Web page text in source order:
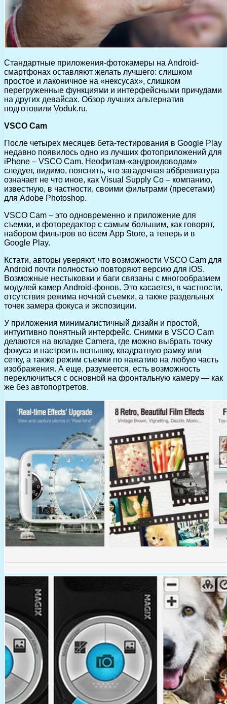
Стандартные приложения-фотокамеры на Android-
смартфонах оставляют желать лучшего: слишком
простое и лаконичное на «нексусах», слишком
перегруженные функциями и интерфейсными причудами
на других девайсах. Обзор лучших альтернатив
подготовили Voduk.ru.
VSCO Cam
После четырех месяцев бета-тестирования в Google Play
недавно появилось одно из лучших фотоприложений для
iPhone – VSCO Cam. Неофитам-«андроидоводам»
следует, видимо, пояснить, что загадочная аббревиатура
означает не что иное, как Visual Supply Co – компанию,
известную, в частности, своими фильтрами (пресетами)
для Adobe Photoshop.
VSCO Cam – это одновременно и приложение для
съемки, и фоторедактор с самым большим, как говорят,
набором фильтров во всем App Store, а теперь и в
Google Play.
Кстати, авторы уверяют, что возможности VSCO Cam для
Android почти полностью повторяют версию для iOS.
Возможные нестыковки и баги связаны с многообразием
модулей камер Android-фонов. Это касается, в частности,
отсутствия режима ночной съемки, а также раздельных
точек замера фокуса и экспозиции.
У приложения минималистичный дизайн и простой,
интуитивно понятный интерфейс. Снимки в VSCO Cam
делаются на вкладке Camera, где можно выбрать точку
фокуса и настроить вспышку, квадратную рамку или
сетку, а также режим съемки по нажатию на любую часть
изображения. А еще, разумеется, есть возможность
переключиться с основной на фронтальную камеру — как
же без автопортретов.